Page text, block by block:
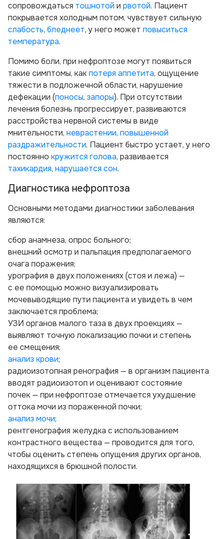
сопровождаться тошнотой и рвотой. Пациент
покрывается холодным потом, чувствует сильную
слабость, бледнеет, у него может повыситься
температура.
Помимо боли, при нефроптозе могут появиться
такие симптомы, какпотеря аппетита, ощущение
тяжести в подложечной области, нарушение
дефекации (поносы, запоры). При отсутствии
лечения болезнь прогрессирует, развиваются
расстройства нервной системы в виде
мнительности, неврастении, повышенной
раздражительности. Пациент быстро устает, у него
постоянно кружится голова, развивается
тахикардия, нарушается сон.
Диагностика нефроптоза
Основными методами диагностики заболевания
являются:
сбор анамнеза, опрос больного;
внешний осмотр и пальпация предполагаемого
очага поражения;
урография в двух положениях (стоя и лежа) —
с ее помощью можно визуализировать
мочевыводящие пути пациента и увидеть в чем
заключается проблема;
УЗИ органов малого таза в двух проекциях —
выявляют точную локализацию почки и степень
ее смещения;
анализ крови;
радиоизотопная ренография — в организм пациента
вводят радиоизотоп и оценивают состояние
почек — при нефроптозе отмечается ухудшение
оттока мочи из пораженной почки;
анализ мочи;
рентгенография желудка с использованием
контрастного вещества — проводится для того,
чтобы оценить степень опущения других органов,
находящихся в брюшной полости.